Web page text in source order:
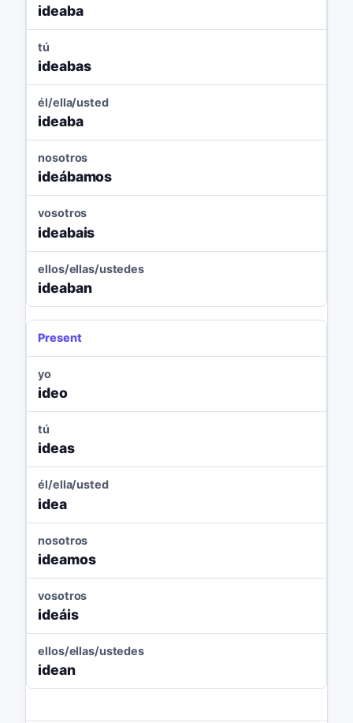
ideaba
tú
ideabas
él/ella/usted
ideaba
nosotros
ideábamos
vosotros
ideabais
ellos/ellas/ustedes
ideaban
Present
yo
ideo
tú
ideas
él/ella/usted
idea
nosotros
ideamos
vosotros
ideáis
ellos/ellas/ustedes
idean